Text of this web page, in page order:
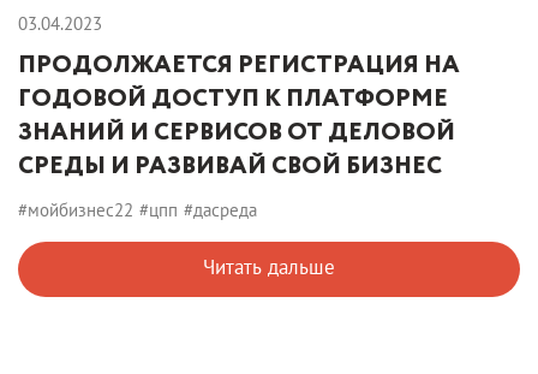
03.04.2023
ПРОДОЛЖАЕТСЯ РЕГИСТРАЦИЯ НА
ГОДОВОЙ ДОСТУП К ПЛАТФОРМЕ
ЗНАНИЙ И СЕРВИСОВ ОТ ДЕЛОВОЙ
СРЕДЫ И РАЗВИВАЙ СВОЙ БИЗНЕС
#мойбизнес22 #цпп #дасреда
Читать дальше